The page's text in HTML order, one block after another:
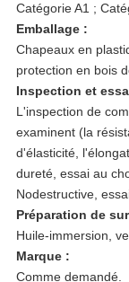
Catégorie A1 ;
Emballage :
Chapeaux en
protection en bois
Inspection et
L'inspection de
examinent (la
d'élasticité,
dureté, essai au
Nodestructive,
Préparation de
Huile-immersion,
Marque :
Comme demandé.